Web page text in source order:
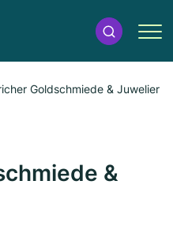
Goldschmiede & Juwelier
&